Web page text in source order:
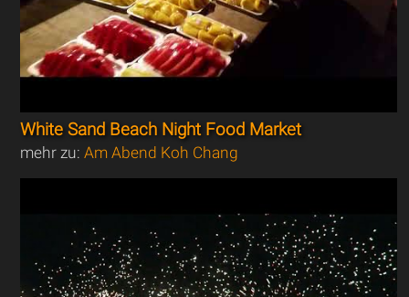
White Sand Beach Night Food Market
mehr zu:Am Abend Koh Chang